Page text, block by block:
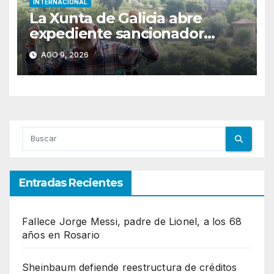
INTERNACIONAL
La Xunta de Galicia abre
expediente sancionador
contra el tour del
exnarcotraficante Laureano
Oubiña
AGO 9, 2026
Entradas Recientes
Fallece Jorge Messi, padre de Lionel, a los 68
años en Rosario
Sheinbaum defiende reestructura de créditos